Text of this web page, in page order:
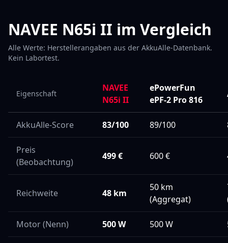
NAVEE N65i II im Vergleich
Alle Werte: Herstellerangaben aus der AkkuAlle-Datenbank.
Kein Labortest.
Eigenschaft
NAVEE
N65i II
ePowerFun
ePF-2 Pro 816
AkkuAlle-Score 83/100 89/100
Preis
(Beobachtung)
499€ 600€
Reichweite 48 km
50 km
(Aggregat)
Motor (Nenn) 500W 500W